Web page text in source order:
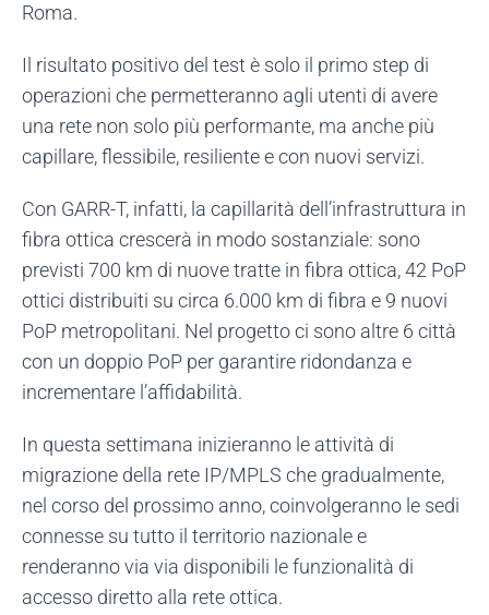
Roma.
Il risultato positivo del test è solo il primo step di
operazioni che permetteranno agli utenti di avere
una rete non solo più performante, ma anche più
capillare, flessibile, resiliente e con nuovi servizi.
Con GARR-T, infatti, la capillarità dell’infrastruttura in
fibra ottica crescerà in modo sostanziale: sono
previsti 700 km di nuove tratte in fibra ottica, 42 PoP
ottici distribuiti su circa 6.000 km di fibra e 9 nuovi
PoP metropolitani. Nel progetto ci sono altre 6 città
con un doppio PoP per garantire ridondanza e
incrementare l’affidabilità.
In questa settimana inizieranno le attività di
migrazione della rete IP/MPLS che gradualmente,
nel corso del prossimo anno, coinvolgeranno le sedi
connesse su tutto il territorio nazionale e
renderanno via via disponibili le funzionalità di
accesso diretto alla rete ottica.